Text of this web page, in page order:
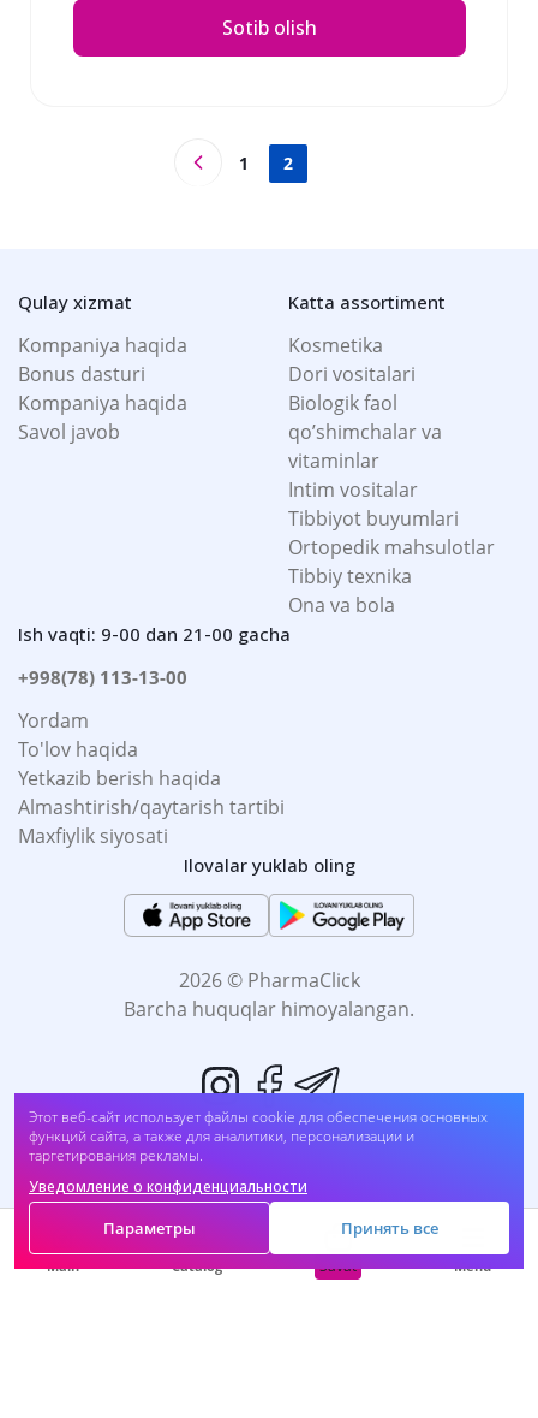
Этот веб-сайт использует файлы cookie для обеспечения основных
функций сайта, а также для аналитики, персонализации и
таргетирования рекламы.
Уведомление о конфиденциальности
Параметры Принять все
Sotib olish
1 2
Qulay xizmat
Kompaniya haqida
Bonus dasturi
Kompaniya haqida
Savol javob
Katta assortiment
Kosmetika
Dori vositalari
Biologik faol
qo’shimchalar va
vitaminlar
Intim vositalar
Tibbiyot buyumlari
Ortopedik mahsulotlar
Tibbiy texnika
Ona va bola
Ish vaqti: 9-00 dan 21-00 gacha
+998(78) 113-13-00
Yordam
To'lov haqida
Yetkazib berish haqida
Almashtirish/qaytarish tartibi
Maxfiylik siyosati
Ilovalar yuklab oling
2026 © PharmaClick
Barcha huquqlar himoyalangan.
Main Catalog Savat Menu